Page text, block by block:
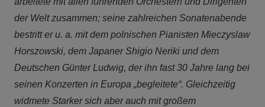
der Welt zusammen; seine zahlreichen Sonatenabende
bestritt er u. a. mit dem polnischen Pianisten Mieczyslaw
Horszowski, dem Japaner Shigio Neriki und dem
Deutschen Günter Ludwig, der ihn fast 30 Jahre lang bei
seinen Konzerten in Europa „begleitete“. Gleichzeitig
widmete Starker sich aber auch mit großem